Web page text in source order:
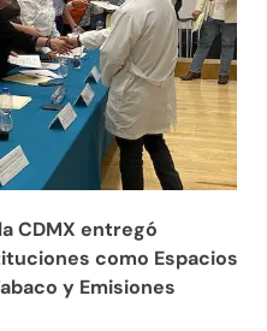
CDMX entregó
como Espacios
y Emisiones